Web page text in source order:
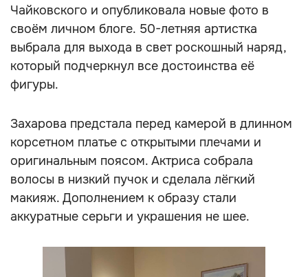
Чайковского и опубликовала новые фото в
своём личном блоге. 50-летняя артистка
выбрала для выхода в свет роскошный наряд,
который подчеркнул все достоинства её
фигуры.
Захарова предстала перед камерой в длинном
корсетном платье с открытыми плечами и
оригинальным поясом. Актриса собрала
волосы в низкий пучок и сделала лёгкий
макияж. Дополнением к образу стали
аккуратные серьги и украшения не шее.